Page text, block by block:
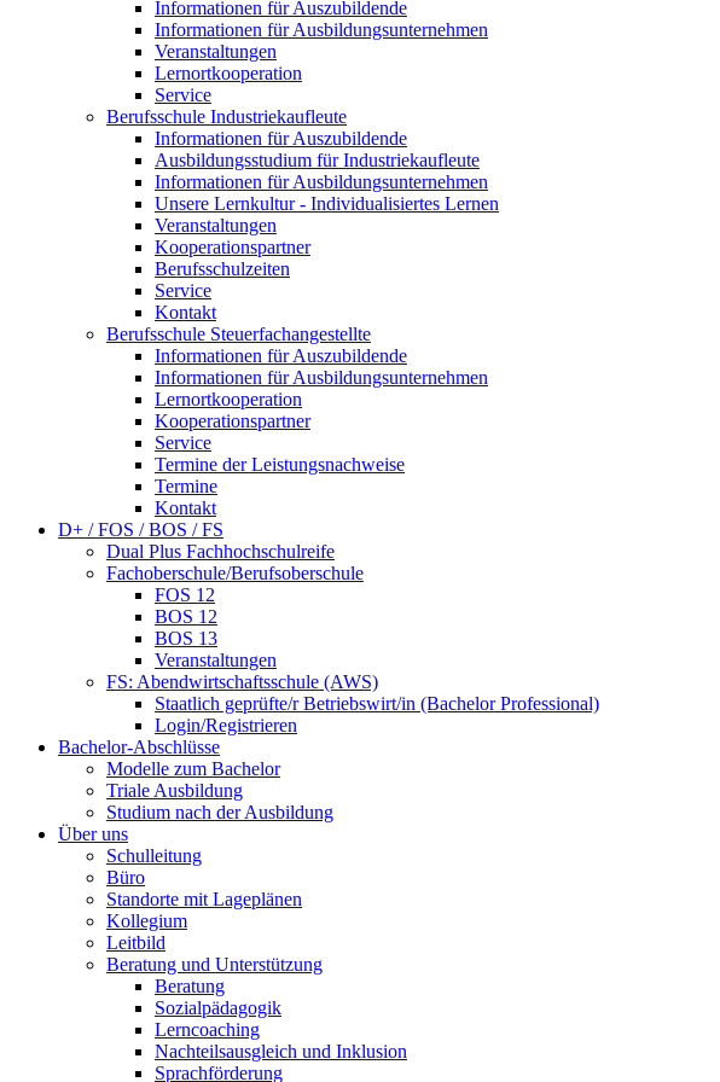
Informationen für Auszubildende
Informationen für Ausbildungsunternehmen
Veranstaltungen
Lernortkooperation
Service
Berufsschule Industriekaufleute
Informationen für Auszubildende
Ausbildungsstudium für Industriekaufleute
Informationen für Ausbildungsunternehmen
Unsere Lernkultur - Individualisiertes Lernen
Veranstaltungen
Kooperationspartner
Berufsschulzeiten
Service
Kontakt
Berufsschule Steuerfachangestellte
Informationen für Auszubildende
Informationen für Ausbildungsunternehmen
Lernortkooperation
Kooperationspartner
Service
Termine der Leistungsnachweise
Termine
Kontakt
D+ / FOS / BOS / FS
Dual Plus Fachhochschulreife
Fachoberschule/Berufsoberschule
FOS 12
BOS 12
BOS 13
Veranstaltungen
FS: Abendwirtschaftsschule (AWS)
Staatlich geprüfte/r Betriebswirt/in (Bachelor Professional)
Login/Registrieren
Bachelor-Abschlüsse
Modelle zum Bachelor
Triale Ausbildung
Studium nach der Ausbildung
Über uns
Schulleitung
Büro
Standorte mit Lageplänen
Kollegium
Leitbild
Beratung und Unterstützung
Beratung
Sozialpädagogik
Lerncoaching
Nachteilsausgleich und Inklusion
Sprachförderung